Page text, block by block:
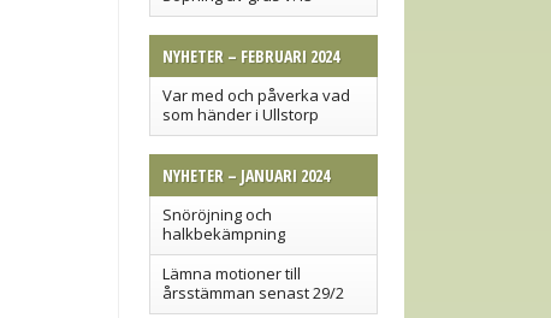
NYHETER – FEBRUARI 2024
Var med och påverka vad
som händer i Ullstorp
NYHETER – JANUARI 2024
Snöröjning och
halkbekämpning
Lämna motioner till
årsstämman senast 29/2